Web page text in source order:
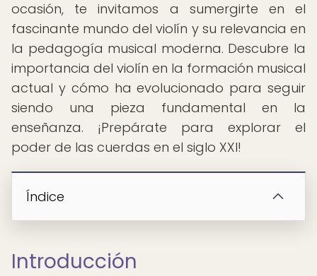
ocasión, te invitamos a sumergirte en el
fascinante mundo del violín y su relevancia en
la pedagogía musical moderna. Descubre la
importancia del violín en la formación musical
actual y cómo ha evolucionado para seguir
siendo una pieza fundamental en la
enseñanza. ¡Prepárate para explorar el
poder de las cuerdas en el siglo XXI!
Índice
Introducción